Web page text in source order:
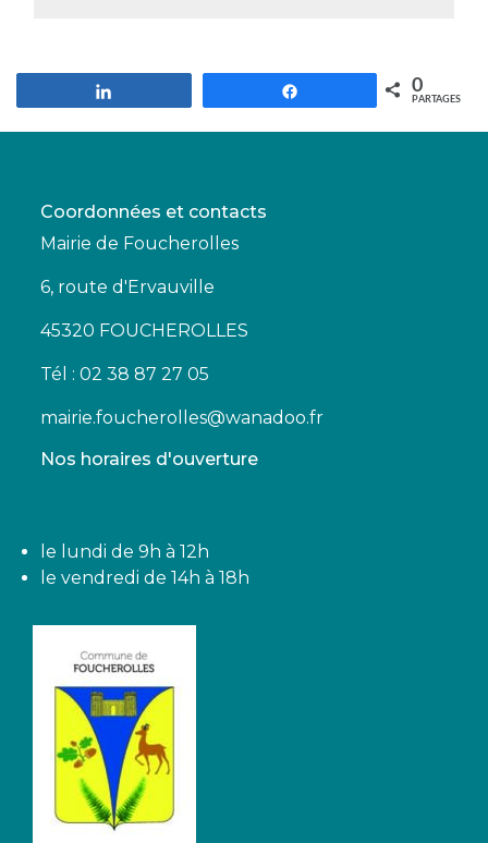
0
PARTAGES
Coordonnées et contacts
Mairie de Foucherolles
6, route d'Ervauville
45320 FOUCHEROLLES
Tél : 02 38 87 27 05
mairie.foucherolles@wanadoo.fr
Nos horaires d'ouverture
le lundi de 9h à 12h
le vendredi de 14h à 18h